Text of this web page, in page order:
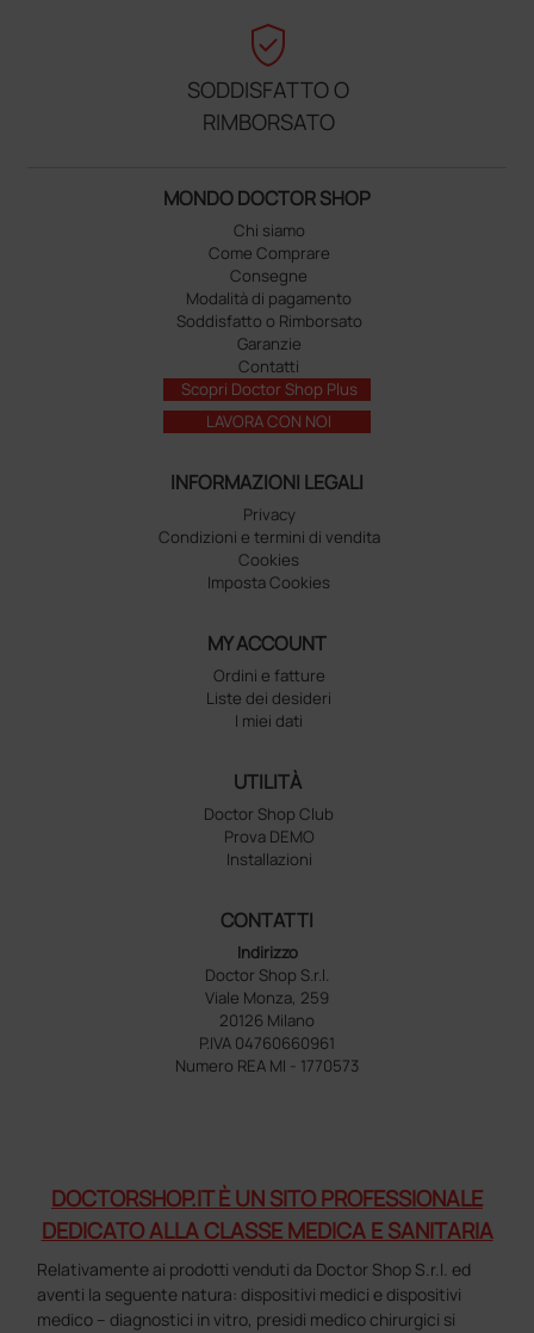
verified_user
SODDISFATTO O
RIMBORSATO
MONDO DOCTOR SHOP
Chi siamo
Come Comprare
Consegne
Modalità di pagamento
Soddisfatto o Rimborsato
Garanzie
Contatti
Scopri Doctor Shop Plus
LAVORA CON NOI
INFORMAZIONI LEGALI
Privacy
Condizioni e termini di vendita
Cookies
Imposta Cookies
MY ACCOUNT
Ordini e fatture
Liste dei desideri
I miei dati
UTILITÀ
Doctor Shop Club
Prova DEMO
Installazioni
CONTATTI
Indirizzo
Doctor Shop S.r.l.
Viale Monza, 259
20126 Milano
P.IVA 04760660961
Numero REA MI - 1770573
DOCTORSHOP.IT È UN SITO PROFESSIONALE
DEDICATO ALLA CLASSE MEDICA E SANITARIA
Relativamente ai prodotti venduti da Doctor Shop S.r.l. ed
aventi la seguente natura: dispositivi medici e dispositivi
medico – diagnostici in vitro, presidi medico chirurgici si